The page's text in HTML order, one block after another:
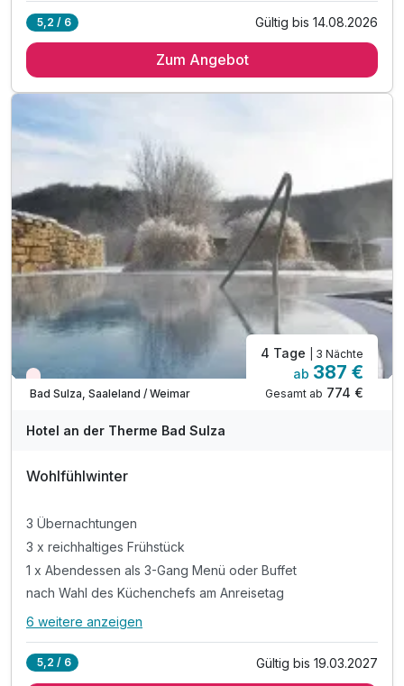
3 x reichhaltiges Frühstück
1 x Fuß- und Beinmassage (20 min )
inkl. Leihbademantel für Ihren Aufenthalt
inkl. Willkommensgruß bei Anreise auf dem Zimmer
inkl. Nutzung der Toskana Therme inkl. Sauna
(am Anreisetag ab 14 Uhr / nicht am Abreisetag)
5,2 / 6 Gültig bis 14.08.2026
Zum Angebot
Wieder frei ab November
Bad Sulza, Saaleland / Weimar
4 Tage | 3 Nächte
ab 387 €
Gesamt ab 774 €
Hotel an der Therme Bad Sulza
Wohlfühlwinter
3 Übernachtungen
3 x reichhaltiges Frühstück
1 x Abendessen als 3-Gang Menü oder Buffet
nach Wahl des Küchenchefs am Anreisetag
Alle Inklusivleistungen
6 weitere anzeigen
5,2 / 6 Gültig bis 19.03.2027